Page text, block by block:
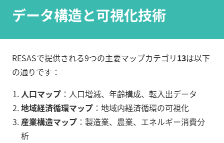
データ構造と可視化技術
RESASで提供される9つの主要マップカテゴリ13は以下
の通りです：
人口マップ ：人口増減、年齢構成、転入出データ
地域経済循環マップ ：地域内経済循環の可視化
産業構造マップ ：製造業、農業、エネルギー消費分
析